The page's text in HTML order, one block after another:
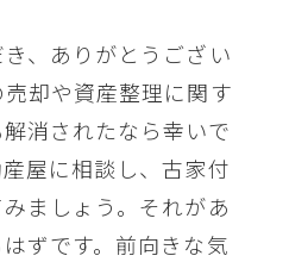
、ありがとうござい
却や資産整理に関す
消されたなら幸いで
屋に相談し、古家付
ましょう。それがあ
ずです。前向きな気